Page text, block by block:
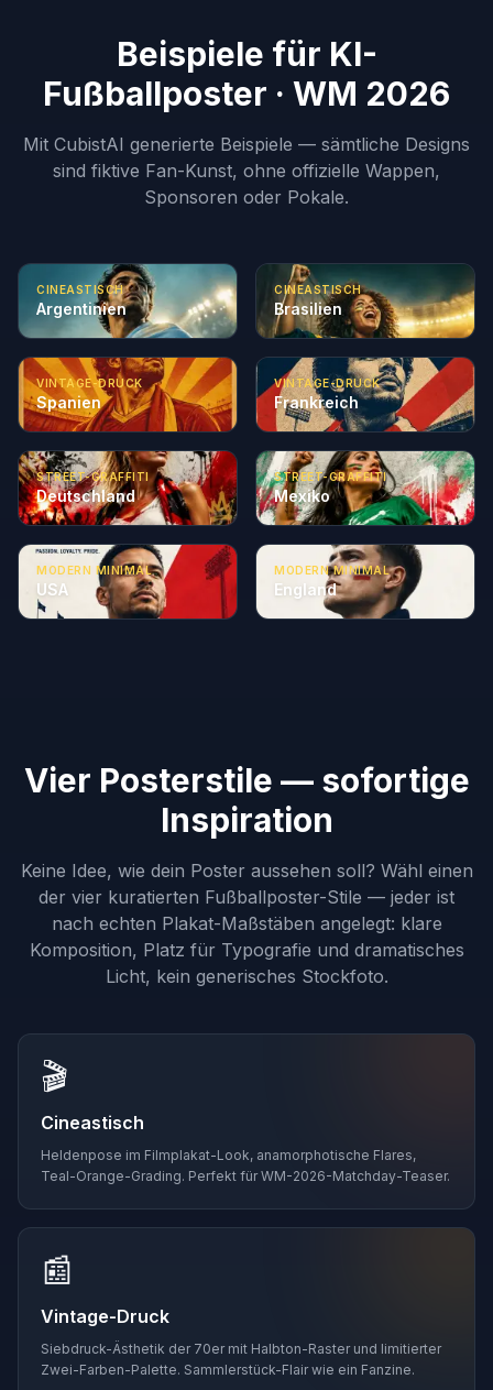
Beispiele für KI-
Fußballposter · WM 2026
Mit CubistAI generierte Beispiele — sämtliche Designs
sind fiktive Fan-Kunst, ohne offizielle Wappen,
Sponsoren oder Pokale.
CINEASTISCH
Argentinien
CINEASTISCH
Brasilien
VINTAGE-DRUCK
Spanien
VINTAGE-DRUCK
Frankreich
STREET-GRAFFITI
Deutschland
STREET-GRAFFITI
Mexiko
MODERN MINIMAL
USA
MODERN MINIMAL
England
Vier Posterstile — sofortige
Inspiration
Keine Idee, wie dein Poster aussehen soll? Wähl einen
der vier kuratierten Fußballposter-Stile — jeder ist
nach echten Plakat-Maßstäben angelegt: klare
Komposition, Platz für Typografie und dramatisches
Licht, kein generisches Stockfoto.
🎬
Cineastisch
Heldenpose im Filmplakat-Look, anamorphotische Flares,
Teal-Orange-Grading. Perfekt für WM-2026-Matchday-Teaser.
📰
Vintage-Druck
Siebdruck-Ästhetik der 70er mit Halbton-Raster und limitierter
Zwei-Farben-Palette. Sammlerstück-Flair wie ein Fanzine.